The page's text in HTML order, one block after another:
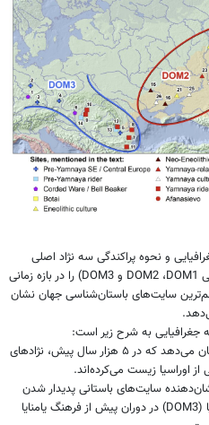
و نحوه پراکندگی سه نژاد اصلی
اسب‌های باستانی (شامل گروه‌های ژنتیکی DOM2 ،DOM1 و DOM3) را در بازه زمانی
مهم‌ترین سایت‌های باستان‌شناسی جهان نشان
جغرافیایی به شرح زیر است:
محدوده نژادهای سه گانه: این نقشه نشان می‌دهد که در ۵ هزار سال پیش، نژادهای
اوراسیا زیست می‌کرده‌اند.
سایت‌های باستانی پدیدار شدن
DNA باستانی اسب‌های نژاد بومی اروپا (DOM3) در دوران پیش از فرهنگ یامنایا